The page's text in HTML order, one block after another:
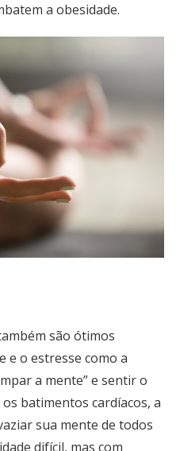
a obesidade.
são ótimos
e o estresse como a
a mente” e sentir o
batimentos cardíacos, a
sua mente de todos
difícil, mas com